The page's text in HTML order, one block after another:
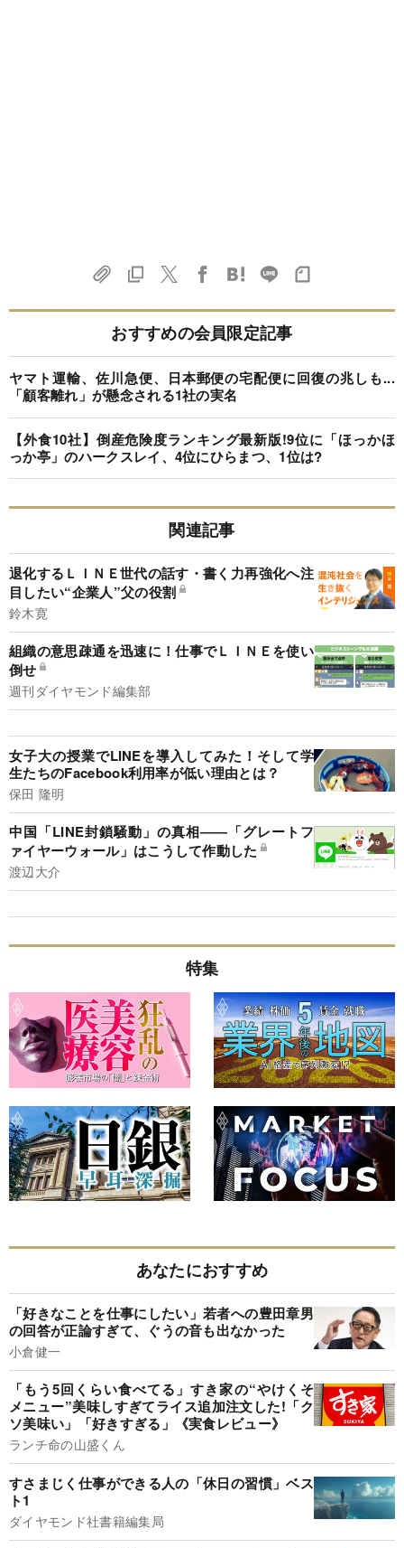
おすすめの会員限定記事
ヤマト運輸、佐川急便、日本郵便の宅配便に回復の兆しも...
「顧客離れ」が懸念される1社の実名
【外食10社】倒産危険度ランキング最新版!9位に「ほっかほ
っか亭」のハークスレイ、4位にひらまつ、1位は?
関連記事
退化するＬＩＮＥ世代の話す・書く力再強化へ注
目したい“企業人”父の役割
鈴木寛
組織の意思疎通を迅速に！仕事でＬＩＮＥを使い
倒せ
週刊ダイヤモンド編集部
女子大の授業でLINEを導入してみた！そして学
生たちのFacebook利用率が低い理由とは？
保田 隆明
中国「LINE封鎖騒動」の真相――「グレートフ
ァイヤーウォール」はこうして作動した
渡辺大介
特集
あなたにおすすめ
「好きなことを仕事にしたい」若者への豊田章男
の回答が正論すぎて、ぐうの音も出なかった
小倉健一
「もう5回くらい食べてる」すき家の“やけくそ
メニュー”美味しすぎてライス追加注文した!「ク
ソ美味い」「好きすぎる」《実食レビュー》
ランチ命の山盛くん
すさまじく仕事ができる人の「休日の習慣」ベス
ト1
ダイヤモンド社書籍編集局